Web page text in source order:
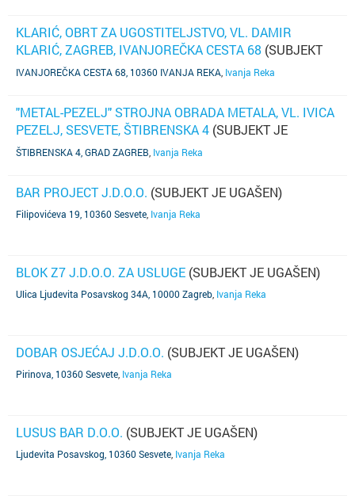
KLARIĆ, OBRT ZA UGOSTITELJSTVO, VL. DAMIR
KLARIĆ, ZAGREB, IVANJOREČKA CESTA 68 (SUBJEKT
NIJE AŽURIRAO PODATKE)
IVANJOREČKA CESTA 68, 10360 IVANJA REKA Ivanja Reka
"METAL-PEZELJ" STROJNA OBRADA METALA, VL. IVICA
PEZELJ, SESVETE, ŠTIBRENSKA 4 (SUBJEKT JE
UGAŠEN)
ŠTIBRENSKA 4, GRAD ZAGREB Ivanja Reka
BAR PROJECT J.D.O.O. (SUBJEKT JE UGAŠEN)
Filipovićeva 19, 10360 Sesvete Ivanja Reka
BLOK Z7 J.D.O.O. ZA USLUGE (SUBJEKT JE UGAŠEN)
Ulica Ljudevita Posavskog 34A, 10000 Zagreb Ivanja Reka
DOBAR OSJEĆAJ J.D.O.O. (SUBJEKT JE UGAŠEN)
Pirinova, 10360 Sesvete Ivanja Reka
LUSUS BAR D.O.O. (SUBJEKT JE UGAŠEN)
Ljudevita Posavskog, 10360 Sesvete Ivanja Reka